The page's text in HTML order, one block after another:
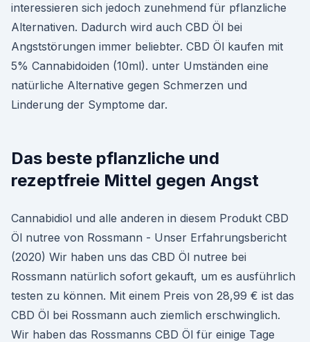
interessieren sich jedoch zunehmend für pflanzliche
Alternativen. Dadurch wird auch CBD Öl bei
Angststörungen immer beliebter. CBD Öl kaufen mit
5% Cannabidoiden (10ml). unter Umständen eine
natürliche Alternative gegen Schmerzen und
Linderung der Symptome dar.
Das beste pflanzliche und
rezeptfreie Mittel gegen Angst
Cannabidiol und alle anderen in diesem Produkt CBD
Öl nutree von Rossmann - Unser Erfahrungsbericht
(2020) Wir haben uns das CBD Öl nutree bei
Rossmann natürlich sofort gekauft, um es ausführlich
testen zu können. Mit einem Preis von 28,99 € ist das
CBD Öl bei Rossmann auch ziemlich erschwinglich.
Wir haben das Rossmanns CBD Öl für einige Tage